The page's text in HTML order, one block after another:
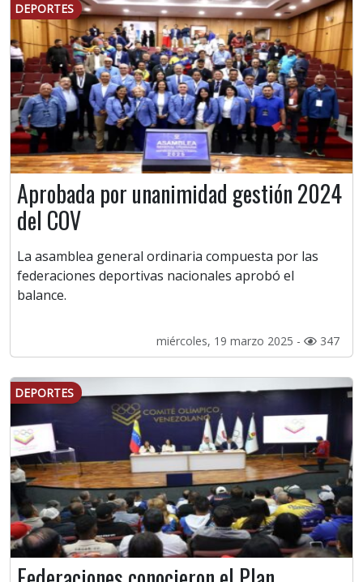
DEPORTES
Aprobada por unanimidad gestión 2024
del COV
La asamblea general ordinaria compuesta por las
federaciones deportivas nacionales aprobó el
balance.
miércoles, 19 marzo 2025 - 347
DEPORTES